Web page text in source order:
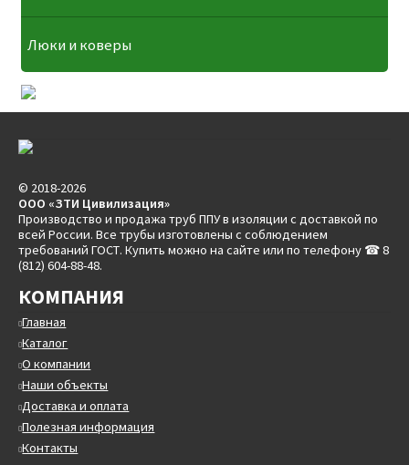
Люки и коверы
© 2018-2026
ООО «ЗТИ Цивилизация»
Производство и продажа труб ППУ в изоляции с доставкой по
всей России. Все трубы изготовлены с соблюдением
требований ГОСТ. Купить можно на сайте или по телефону ☎ 8
(812) 604-88-48.
КОМПАНИЯ
Главная
Каталог
О компании
Наши объекты
Доставка и оплата
Полезная информация
Контакты